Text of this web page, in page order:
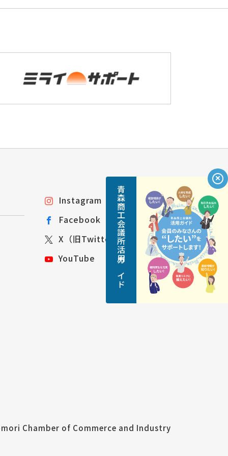
青森商工会議所活用ガイド
Instagram
Facebook
X（旧Twitter）
YouTube
Chamber of Commerce and Industry